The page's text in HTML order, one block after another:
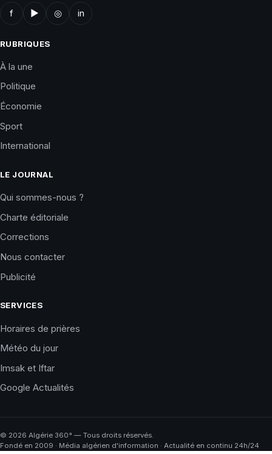
f ▶ ◎ in
RUBRIQUES
À la une
Politique
Économie
Sport
International
LE JOURNAL
Qui sommes-nous ?
Charte éditoriale
Corrections
Nous contacter
Publicité
SERVICES
Horaires de prières
Météo du jour
Imsak et Iftar
Google Actualités
© 2026 Algérie 360° — Tous droits réservés.
Fondé en 2009 · Média algérien d'information · Actualité en continu 24h/24